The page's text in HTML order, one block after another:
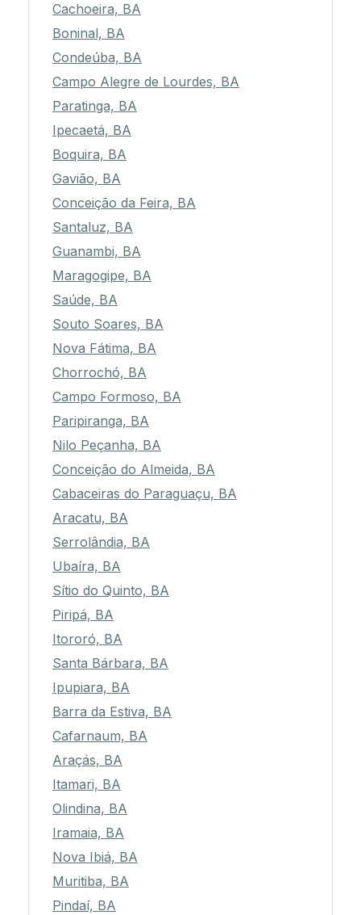
Cachoeira, BA
Boninal, BA
Condeúba, BA
Campo Alegre de Lourdes, BA
Paratinga, BA
Ipecaetá, BA
Boquira, BA
Gavião, BA
Conceição da Feira, BA
Santaluz, BA
Guanambi, BA
Maragogipe, BA
Saúde, BA
Souto Soares, BA
Nova Fátima, BA
Chorrochó, BA
Campo Formoso, BA
Paripiranga, BA
Nilo Peçanha, BA
Conceição do Almeida, BA
Cabaceiras do Paraguaçu, BA
Aracatu, BA
Serrolândia, BA
Ubaíra, BA
Sítio do Quinto, BA
Piripá, BA
Itororó, BA
Santa Bárbara, BA
Ipupiara, BA
Barra da Estiva, BA
Cafarnaum, BA
Araçás, BA
Itamari, BA
Olindina, BA
Iramaia, BA
Nova Ibiá, BA
Muritiba, BA
Pindaí, BA